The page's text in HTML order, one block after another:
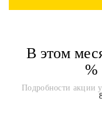
В этом
%
Подробности акции